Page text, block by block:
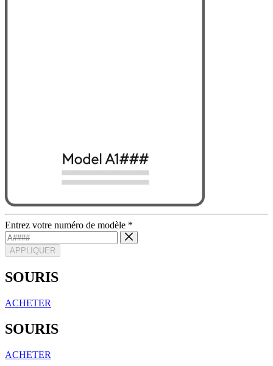
Entrez votre numéro de modèle *
APPLIQUER
SOURIS
ACHETER
SOURIS
ACHETER